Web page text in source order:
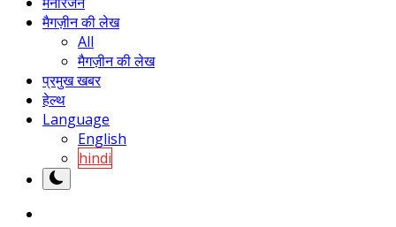
मैगज़ीन की लेख
All
मैगज़ीन की लेख
प्रमुख खबर
हेल्थ
Language
English
hindi